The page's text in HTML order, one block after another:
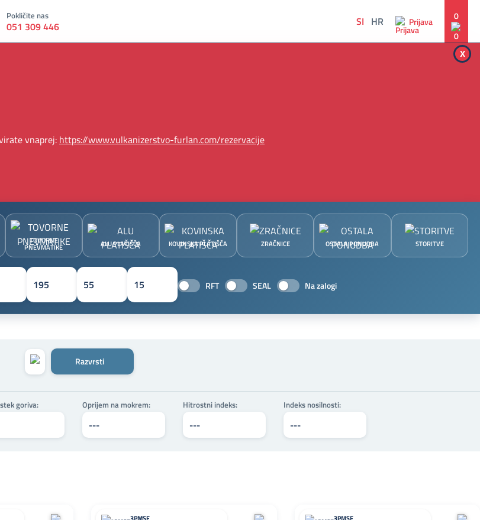
Pokličite nas
051 309 446 SI HR Prijava 0
vnaprej: https://www.vulkanizerstvo-furlan.com/rezervacije
x
TOVORNE
PNEVMATIKE ALU PLATIŠČA KOVINSKA PLATIŠČA ZRAČNICE OSTALA PONUDBA STORITVE
RFT SEAL Na zalogi
Razvrsti
goriva: Oprijem na mokrem: Hitrostni indeks: Indeks nosilnosti: